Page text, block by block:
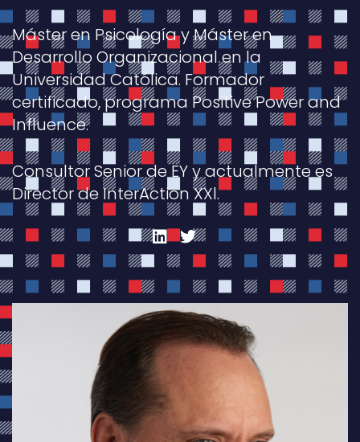
Máster en Psicología y Máster en
Desarrollo Organizacional en la
Universidad Católica. Formador
certificado, programa Positive Power and
Influence.
Consultor Senior de EY y actualmente es
Director de InterAction XXl.